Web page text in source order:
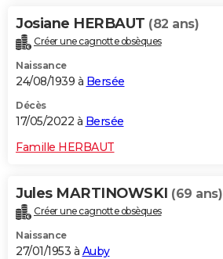
Josiane HERBAUT (82 ans)
Créer une cagnotte obsèques
Naissance
24/08/1939 à Bersée
Décès
17/05/2022 à Bersée
Famille HERBAUT
Jules MARTINOWSKI (69 ans)
Créer une cagnotte obsèques
Naissance
27/01/1953 à Auby